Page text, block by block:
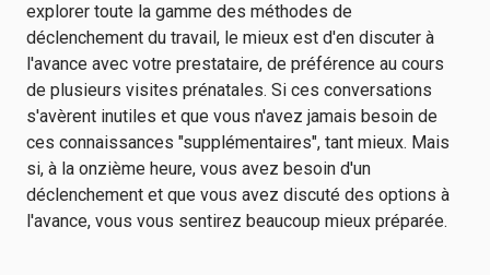
explorer toute la gamme des méthodes de
déclenchement du travail, le mieux est d'en discuter à
l'avance avec votre prestataire, de préférence au cours
de plusieurs visites prénatales. Si ces conversations
s'avèrent inutiles et que vous n'avez jamais besoin de
ces connaissances "supplémentaires", tant mieux. Mais
si, à la onzième heure, vous avez besoin d'un
déclenchement et que vous avez discuté des options à
l'avance, vous vous sentirez beaucoup mieux préparée.